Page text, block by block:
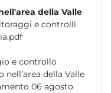
della Valle
e controlli
e controllo